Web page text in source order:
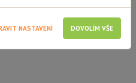
doprovázející pracovník. Ve
NASTAVENÍ DOVOLÍM VŠE